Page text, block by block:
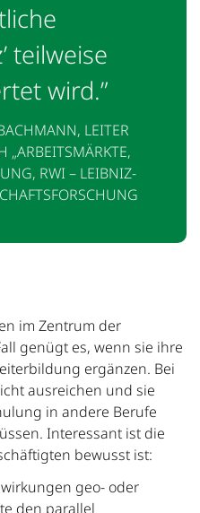
teilweise
wird.”
LEITER
„ARBEITSMÄRKTE,
RWI – LEIBNIZ-
im Zentrum der
genügt es, wenn sie ihre
ergänzen. Bei
ausreichen und sie
in andere Berufe
Interessant ist die
bewusst ist:
geo- oder
den parallel